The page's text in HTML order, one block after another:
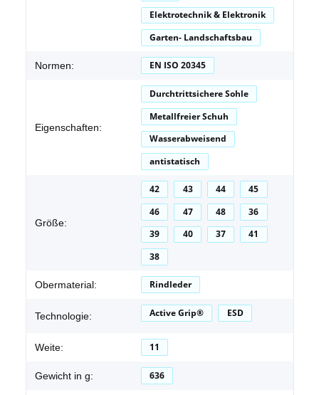
Elektrotechnik & Elektronik
Garten- Landschaftsbau
Normen: EN ISO 20345
Eigenschaften:
Durchtrittsichere Sohle
Metallfreier Schuh
Wasserabweisend
antistatisch
Größe:
42 43 44
45
46
47 48
36
39
40 37
41
38
Obermaterial: Rindleder
Technologie: Active Grip® ESD
Weite: 11
Gewicht in g: 636